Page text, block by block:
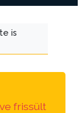
is
frissült